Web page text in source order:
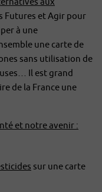
Futures et Agir pour
à une
une carte de
sans utilisation de
Il est grand
de la France une
et notre avenir :
sur une carte